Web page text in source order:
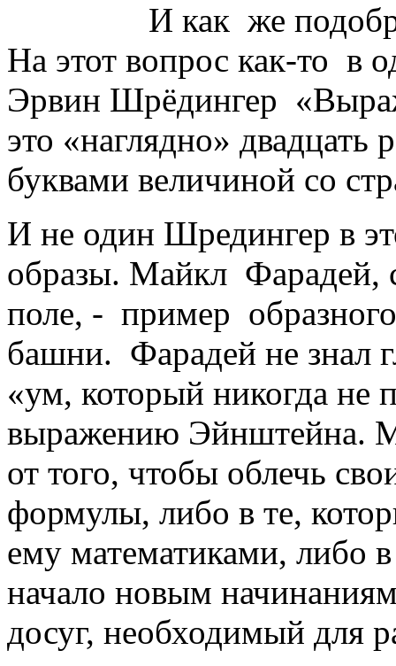
И как же
На этот вопрос как-то в
Эрвин Шрёдингер
это «наглядно» двадцать
буквами величиной со
И не один Шредингер в
образы. Майкл Фарадей,
поле, - пример
башни. Фарадей не знал
«ум, который никогда не
выражению Эйнштейна.
от того, чтобы облечь
формулы, либо в те,
ему математиками, либо
начало новым
досуг, необходимый для